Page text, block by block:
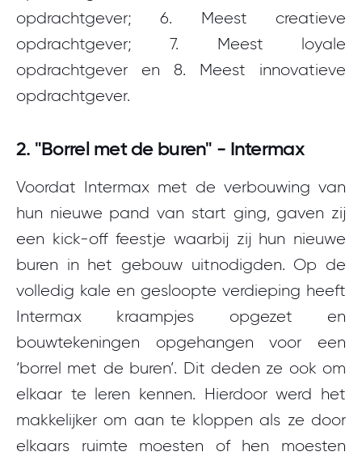
opdrachtgever; 6. Meest creatieve
opdrachtgever; 7. Meest loyale
opdrachtgever en 8. Meest innovatieve
opdrachtgever.
2. "Borrel met de buren" - Intermax
Voordat Intermax met de verbouwing van
hun nieuwe pand van start ging, gaven zij
een kick-off feestje waarbij zij hun nieuwe
buren in het gebouw uitnodigden. Op de
volledig kale en gesloopte verdieping heeft
Intermax kraampjes opgezet en
bouwtekeningen opgehangen voor een
‘borrel met de buren’. Dit deden ze ook om
elkaar te leren kennen. Hierdoor werd het
makkelijker om aan te kloppen als ze door
elkaars ruimte moesten of hen moesten